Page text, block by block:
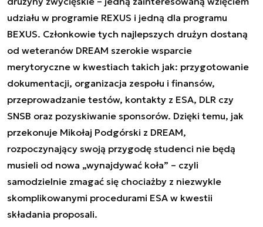
udziału w programie REXUS i jedną dla programu
BEXUS. Członkowie tych najlepszych drużyn dostaną
od weteranów DREAM szerokie wsparcie
merytoryczne w kwestiach takich jak: przygotowanie
dokumentacji, organizacja zespołu i finansów,
przeprowadzanie testów, kontakty z ESA, DLR czy
SNSB oraz pozyskiwanie sponsorów. Dzięki temu, jak
przekonuje Mikołaj Podgórski z DREAM,
rozpoczynający swoją przygodę studenci nie będą
musieli od nowa „wynajdywać koła” – czyli
samodzielnie zmagać się chociażby z niezwykle
skomplikowanymi procedurami ESA w kwestii
składania proposali.